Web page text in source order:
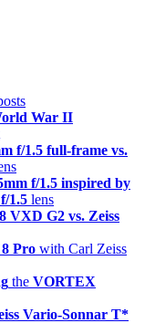
War II
f/1.5 full-frame vs.
f/1.5 inspired by
1.5 lens
VXD G2 vs. Zeiss
Pro with Carl Zeiss
the VORTEX
Vario-Sonnar T*